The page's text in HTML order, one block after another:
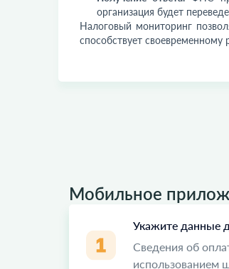
организация будет
Налоговый мониторинг
способствует
Мобильное
Укажите данные
Сведения об
использованием